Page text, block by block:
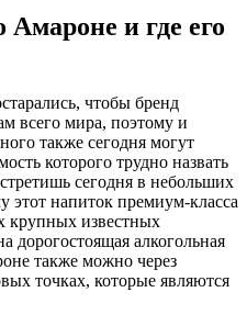
и где его
чтобы бренд
всего мира, поэтому и
также сегодня могут
которого трудно назвать
сегодня в небольших
этот напиток премиум-класса
крупных известных
дорогостоящая алкогольная
также можно через
точках, которые являются